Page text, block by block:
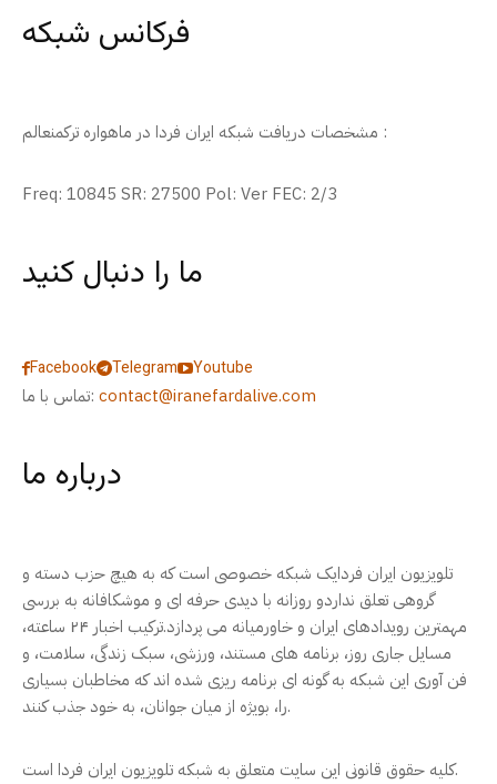
فرکانس شبکه
مشخصات دریافت شبکه ایران فردا در ماهواره ترکمنعالم :
Freq: 10845 SR: 27500 Pol: Ver FEC: 2/3
ما را دنبال کنید
Facebook Telegram
Youtube
تماس با ما: contact@iranefardalive.com
درباره ما
تلویزیون ایران فردایک شبکه خصوصی است که به هیچ حزب دسته و
گروهی تعلق نداردو روزانه با دیدی حرفه ای و موشکافانه به بررسی
مهمترین رویدادهای ایران و خاورمیانه می پردازد.ترکیب اخبار ۲۴ ساعته،
مسایل جاری روز، برنامه های مستند، ورزشی، سبک زندگی، سلامت، و
فن آوری این شبکه به گونه ای برنامه ریزی شده اند که مخاطبان بسیاری
را، بویژه از میان جوانان، به خود جذب کنند.
کلیه حقوق قانونی این سایت متعلق به شبکه تلویزیون ایران فردا است.